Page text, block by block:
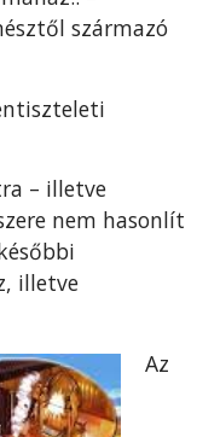
származó
– illetve
nem hasonlít
illetve
Az